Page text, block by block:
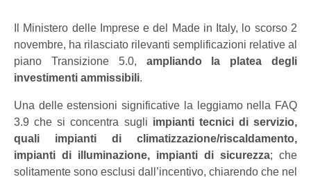
Il Ministero delle Imprese e del Made in Italy, lo scorso 2
novembre, ha rilasciato rilevanti semplificazioni relative al
piano Transizione 5.0, ampliando la platea degli
investimenti ammissibili.
Una delle estensioni significative la leggiamo nella FAQ
3.9 che si concentra sugli impianti tecnici di servizio,
quali impianti di climatizzazione/riscaldamento,
impianti di illuminazione, impianti di sicurezza; che
solitamente sono esclusi dall’incentivo, chiarendo che nel